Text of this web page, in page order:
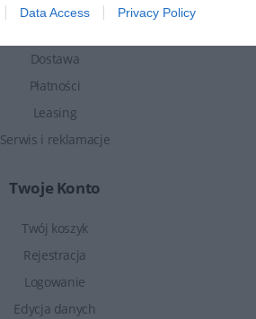
Data Access Privacy Policy
Zakupy
Dostawa
Płatności
Leasing
Serwis i reklamacje
Twoje Konto
Twój koszyk
Rejestracja
Logowanie
Edycja danych